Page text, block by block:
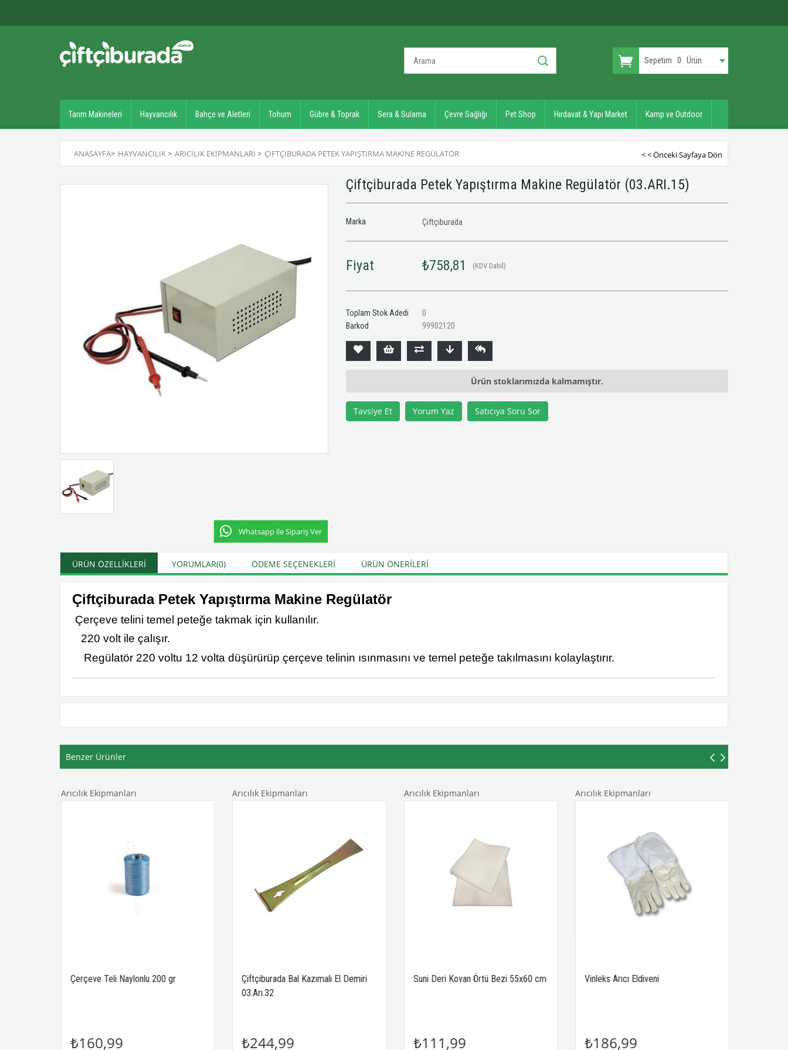
Sepetim 0 Ürün
Tarım Makineleri Hayvancılık Bahçe ve Aletleri Tohum Gübre & Toprak Sera & Sulama Çevre Sağlığı Pet Shop Hırdavat & Yapı Market Kamp ve Outdoor
ANASAYFA> HAYVANCILIK> ARICILIK EKIPMANLARI > ÇIFTÇIBURADA PETEK YAPIŞTIRMA MAKINE REGÜLATÖR < < Önceki Sayfaya Dön
Whatsapp ile Sipariş Ver
Çiftçiburada Petek Yapıştırma Makine Regülatör (03.ARI.15)
Marka Çiftçiburada
Fiyat ₺758,81 (KDV Dahil)
Toplam Stok Adedi
0
Barkod
99902120
Ürün stoklarımızda kalmamıştır.
Tavsiye Et Yorum Yaz Satıcıya Soru Sor
ÜRÜN ÖZELLIKLERI YORUMLAR(0) ÖDEME SEÇENEKLERI ÜRÜN ÖNERILERI
Çiftçiburada Petek Yapıştırma Makine Regülatör
Çerçeve telini temel peteğe takmak için kullanılır.
220 volt ile çalışır.
Regülatör 220 voltu 12 volta düşürürüp çerçeve telinin ısınmasını ve temel peteğe takılmasını kolaylaştırır.
Benzer Ürünler
Arıcılık Ekipmanları
Çerçeve Teli Naylonlu 200 gr
₺160,99
Arıcılık Ekipmanları
Çiftçiburada Bal Kazımalı El Demiri
03.Arı.32
₺244,99
Arıcılık Ekipmanları
Suni Deri Kovan Örtü Bezi 55x60 cm
₺111,99
Arıcılık Ekipmanları
Vinleks Arıcı Eldiveni
₺186,99